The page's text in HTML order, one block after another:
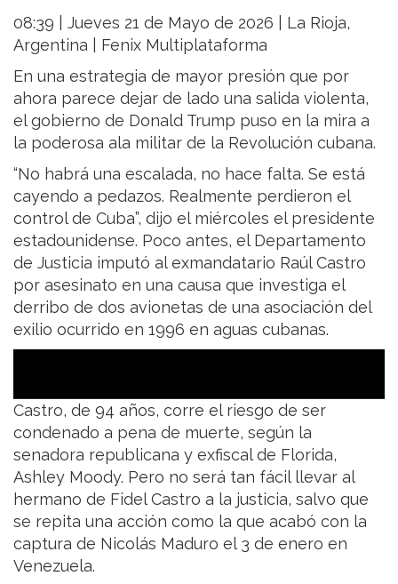
08:39 | Jueves 21 de Mayo de 2026 | La Rioja,
Argentina | Fenix Multiplataforma
En una estrategia de mayor presión que por
ahora parece dejar de lado una salida violenta,
el gobierno de Donald Trump puso en la mira a
la poderosa ala militar de la Revolución cubana.
“No habrá una escalada, no hace falta. Se está
cayendo a pedazos. Realmente perdieron el
control de Cuba”, dijo el miércoles el presidente
estadounidense. Poco antes, el Departamento
de Justicia imputó al exmandatario Raúl Castro
por asesinato en una causa que investiga el
derribo de dos avionetas de una asociación del
exilio ocurrido en 1996 en aguas cubanas.
Castro, de 94 años, corre el riesgo de ser
condenado a pena de muerte, según la
senadora republicana y exfiscal de Florida,
Ashley Moody. Pero no será tan fácil llevar al
hermano de Fidel Castro a la justicia, salvo que
se repita una acción como la que acabó con la
captura de Nicolás Maduro el 3 de enero en
Venezuela.